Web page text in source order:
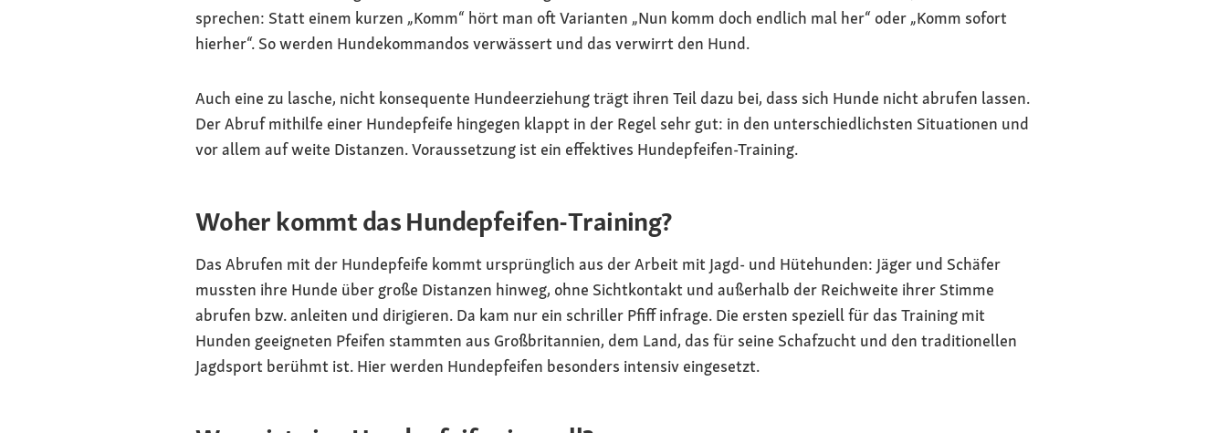
sprechen: Statt einem kurzen „Komm“ hört man oft Varianten „Nun komm doch endlich mal her“ oder „Komm sofort
hierher“. So werden Hundekommandos verwässert und das verwirrt den Hund.
Auch eine zu lasche, nicht konsequente Hundeerziehung trägt ihren Teil dazu bei, dass sich Hunde nicht abrufen lassen.
Der Abruf mithilfe einer Hundepfeife hingegen klappt in der Regel sehr gut: in den unterschiedlichsten Situationen und
vor allem auf weite Distanzen. Voraussetzung ist ein effektives Hundepfeifen-Training.
Woher kommt das Hundepfeifen-Training?
Das Abrufen mit der Hundepfeife kommt ursprünglich aus der Arbeit mit Jagd- und Hütehunden: Jäger und Schäfer
mussten ihre Hunde über große Distanzen hinweg, ohne Sichtkontakt und außerhalb der Reichweite ihrer Stimme
abrufen bzw. anleiten und dirigieren. Da kam nur ein schriller Pfiff infrage. Die ersten speziell für das Training mit
Hunden geeigneten Pfeifen stammten aus Großbritannien, dem Land, das für seine Schafzucht und den traditionellen
Jagdsport berühmt ist. Hier werden Hundepfeifen besonders intensiv eingesetzt.